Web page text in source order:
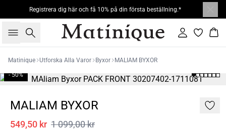
Registrera dig här och få 10% på din första beställning.*
Sök Logga in
Matinique Utforska Alla Varor Byxor MALIAM BYXOR
- 50%
MALIAM BYXOR
549,50 kr 1 099,00 kr